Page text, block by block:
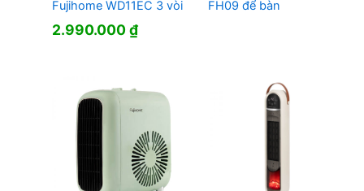
Fujihome WD11EC 3 vòi
2.990.000₫
FH09 để bàn